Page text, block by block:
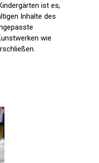
ist es,
Inhalte des
wie